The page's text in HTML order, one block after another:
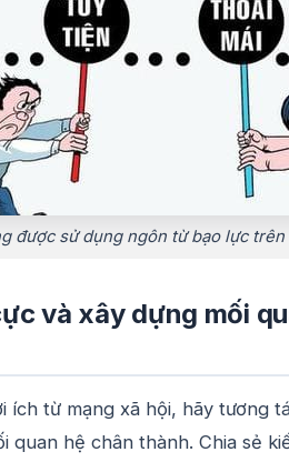
được sử dụng ngôn từ bạo lực trên
và xây dựng mối
ích từ mạng xã hội, hãy tương
quan hệ chân thành. Chia sẻ